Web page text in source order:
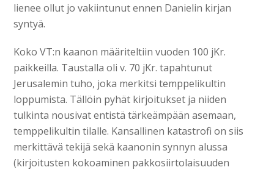
lienee ollut jo vakiintunut ennen Danielin kirjan
syntyä.
Koko VT:n kaanon määriteltiin vuoden 100 jKr.
paikkeilla. Taustalla oli v. 70 jKr. tapahtunut
Jerusalemin tuho, joka merkitsi temppelikultin
loppumista. Tällöin pyhät kirjoitukset ja niiden
tulkinta nousivat entistä tärkeämpään asemaan,
temppelikultin tilalle. Kansallinen katastrofi on siis
merkittävä tekijä sekä kaanonin synnyn alussa
(kirjoitusten kokoaminen pakkosiirtolaisuuden